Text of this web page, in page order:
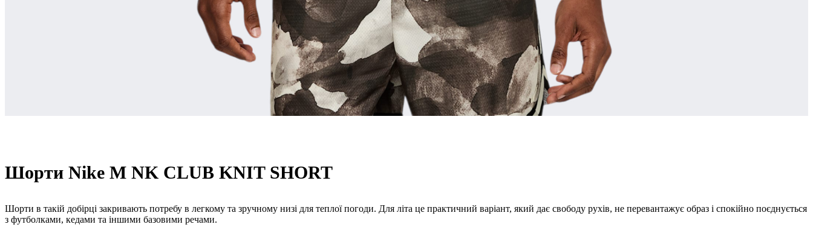
Шорти Nike M NK CLUB KNIT SHORT
Шорти в такій добірці закривають потребу в легкому та зручному низі для теплої погоди. Для літа це практичний варіант, який дає свободу рухів, не перевантажує образ і спокійно поєднується
з футболками, кедами та іншими базовими речами.